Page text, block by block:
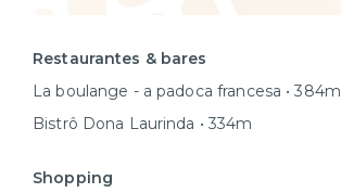
Restaurantes & bares
La boulange - a padoca francesa • 384m
Bistrô Dona Laurinda • 334m
Shopping